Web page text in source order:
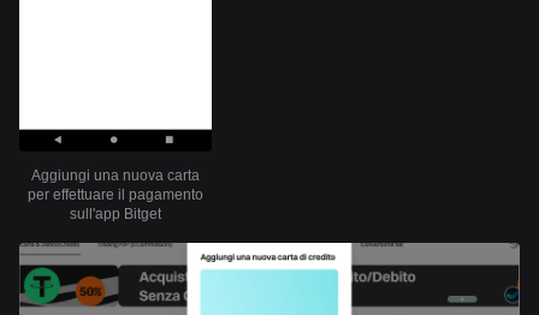
Aggiungi una nuova carta
per effettuare il pagamento
sull'app Bitget